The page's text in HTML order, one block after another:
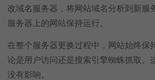
改域名服务器，将网站域名分析到新服
服务器上的网站保持运行。
在整个服务器更换过程中，网站始终保
论是用户访问还是搜索引擎蜘蛛抓取。
没有影响。